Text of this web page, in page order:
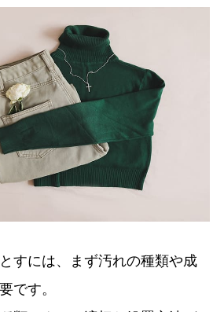
すには、まず汚れの種類や成
です。